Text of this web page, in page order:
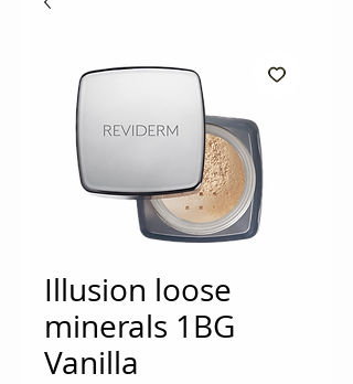
Illusion loose
minerals 1BG
Vanilla